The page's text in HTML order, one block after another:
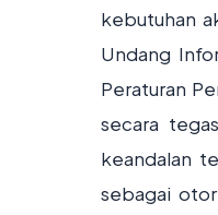
kebutuhan
Undang
Peraturan
secara
keandalan
sebagai